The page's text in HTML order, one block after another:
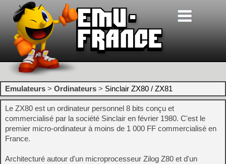
Emulateurs > Ordinateurs > Sinclair ZX80 / ZX81
Le ZX80 est un ordinateur personnel 8 bits conçu et
commercialisé par la société Sinclair en février 1980. C'est le
premier micro-ordinateur à moins de 1 000 FF commercialisé en
France.
Architecturé autour d'un microprocesseur Zilog Z80 et d'un